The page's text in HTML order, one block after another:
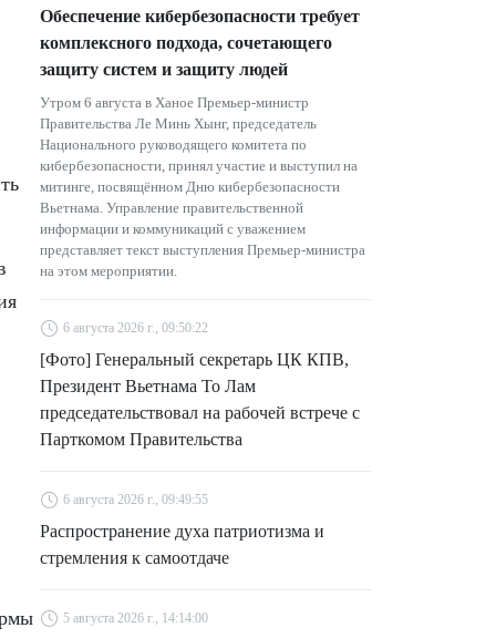
Обеспечение кибербезопасности требует
комплексного подхода, сочетающего
защиту систем и защиту людей
Утром 6 августа в Ханое Премьер-министр
Правительства Ле Минь Хынг, председатель
Национального руководящего комитета по
кибербезопасности, принял участие и выступил на
митинге, посвящённом Дню кибербезопасности
Вьетнама. Управление правительственной
информации и коммуникаций с уважением
представляет текст выступления Премьер-министра
на этом мероприятии.
6 августа 2026 г., 09:50:22
[Фото] Генеральный секретарь ЦК КПВ,
Президент Вьетнама То Лам
председательствовал на рабочей встрече с
Парткомом Правительства
6 августа 2026 г., 09:49:55
Распространение духа патриотизма и
стремления к самоотдаче
5 августа 2026 г., 14:14:00